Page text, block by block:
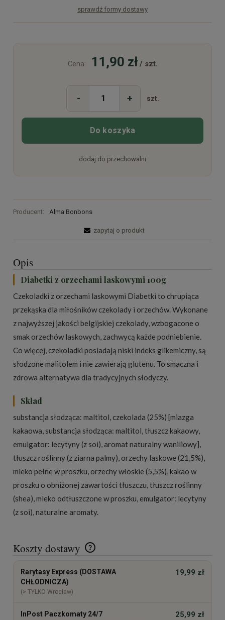
Cena nie zawiera ewentualnych kosztów płatności
sprawdź formy dostawy
Cena: 11,90 zł/ szt.
- + szt.
Do koszyka
dodaj do przechowalni
Producent: Alma Bonbons
zapytaj o produkt
Opis
Diabetki z orzechami laskowymi 100g
Czekoladki z orzechami laskowymi Diabetki to chrupiąca
przekąska dla miłośników czekolady i orzechów. Wykonane
z najwyższej jakości belgijskiej czekolady, wzbogacone o
smak orzechów laskowych, zachwycą każde podniebienie.
Co więcej, czekoladki posiadają niski indeks glikemiczny, są
słodzone malitolem i nie zawierają glutenu. To smaczna i
zdrowa alternatywa dla tradycyjnych słodyczy.
Skład
substancja słodząca: maltitol, czekolada (25%) [miazga
kakaowa, substancja słodząca: maltitol, tłuszcz kakaowy,
emulgator: lecytyny (z soi), aromat naturalny waniliowy],
tłuszcz roślinny (z ziarna palmy), orzechy laskowe (21,5%),
mleko pełne w proszku, orzechy włoskie (5,5%), kakao w
proszku o obniżonej zawartości tłuszczu, tłuszcz roślinny
(shea), mleko odtłuszczone w proszku, emulgator: lecytyny
(z soi), naturalne aromaty.
Koszty dostawy
Cena nie zawiera ewentualnych kosztów płatności
Rarytasy Express (DOSTAWA
CHŁODNICZA)
(> TYLKO Wrocław)
19,99 zł
InPost Paczkomaty 24/7 25,99 zł